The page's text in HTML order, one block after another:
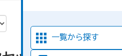
一覧から探す